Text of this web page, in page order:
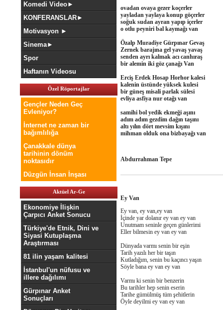
Komedi Video►
KONFERANSLAR►
Motivasyon ►
Sinema►
Spor
Haftanın Videosu
Özel Röportajlar
Gençler Neden Geç
Evleniyor?
İnternet ne zaman bir
bağımlılığa
Çanakkale dünya
tarihinin dönüm
noktasıdır
Düzgün İnsan İnşası
Aktüel Ar-Ge
Ekonomiye İlişkin
Çarpıcı Anket Sonucu
Türkiye'de Etnik, Dini ve
Siyasi Kutuplaşma
Araştırması
81 ilin yaşam kalitesi
İstanbul'un nüfusu ve
illere dağılımı
Gürpınar Anket
Sonuçları
ovadan ovaya gezer koçerler
yayladan yaylaya konup göçerler
soğuk sudan ayran yapıp içerler
o otlu peyniri bal kaymağı van
Özalp Muradiye Gürpınar Gevaş
Zernek barajına gel yavaş yavaş
senden ayrı kalmak acı canhıraş
bir alemin iki göz çanağı Van
Erciş Erdek Hosap Horhor kalesi
kalenin üstünde yüksek kulesi
bir güneş misali parlak sülesi
evliya asfiya nur otağı van
samihi bol yedik ekmeği aşını
adım adım gezdim dağın taşını
altı yılın dört mevsim kışını
mihman olduk ona bizbayağı van
Abdurrahman Tepe
Ey Van
Ey van, ey van,ey van
İçinde yar dolanır ey van ey van
Unutmam seninle geçen günlerimi
Eller bilmesin ey van ey van
Dünyada varmı senin bir eşin
Tarih yazılı her bir taşın
Kutladığım, senin bu kaçıncı yaşın
Söyle bana ey van ey van
Varmı ki senin bir benzerin
Bu tarihler hep senin eserin
Tarihe gümülmüş tüm şehitlerin
Öyle deyilmi ey van ey van